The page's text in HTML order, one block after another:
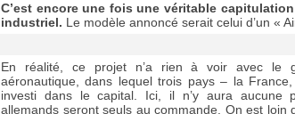
C’est encore une fois une véritable
industriel. Le modèle annoncé serait celui d’un «
En réalité, ce projet n’a rien à voir avec le
aéronautique, dans lequel trois pays – la
investi dans le capital. Ici, il n’y aura aucune
allemands seront seuls au commande. On est loin